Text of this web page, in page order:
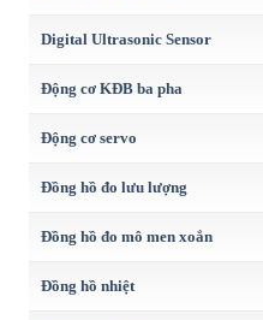
Digital Ultrasonic Sensor
Động cơ KĐB ba pha
Động cơ servo
Đồng hồ đo lưu lượng
Đồng hồ đo mô men xoắn
Đồng hồ nhiệt